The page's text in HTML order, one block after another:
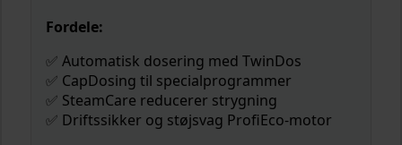
Fordele:
✅ Automatisk dosering med TwinDos
✅ CapDosing til specialprogrammer
✅ SteamCare reducerer strygning
✅ Driftssikker og støjsvag ProfiEco-motor